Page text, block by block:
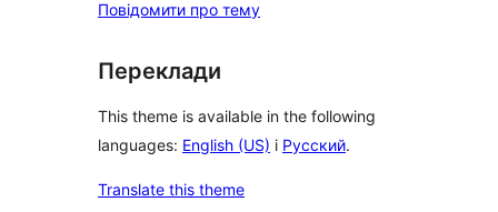
Повідомити про тему
Переклади
This theme is available in the following
languages: English (US) і Русский.
Translate this theme